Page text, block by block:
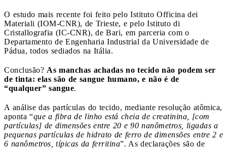
O estudo mais recente foi feito pelo Istituto Officina dei
Materiali (IOM-CNR), de Trieste, e pelo Istituto di
Cristallografia (IC-CNR), de Bari, em parceria com o
Departamento de Engenharia Industrial da Universidade de
Pádua, todos sediados na Itália.
Conclusão? As manchas achadas no tecido não podem ser
de tinta: elas são de sangue humano, e não é de
“qualquer” sangue.
A análise das partículas do tecido, mediante resolução atômica,
aponta “que a fibra de linho está cheia de creatinina, [com
partículas] de dimensões entre 20 e 90 nanômetros, ligadas a
pequenas partículas de hidrato de ferro de dimensões entre 2 e
6 nanômetros, típicas da ferritina”. As declarações são de